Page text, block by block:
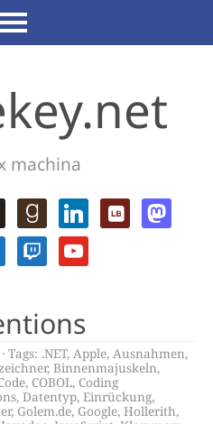
machina
Tags: .NET, Apple, Ausnahmen,
, Binnenmajuskeln,
, COBOL, Coding
, Datentyp, Einrückung,
, Golem.de, Google, Hollerith,